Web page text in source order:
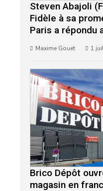
Steven Abajoli
Fidèle à sa
Paris a répondu
Maxime Gouet 1
Brico Dépôt
magasin en